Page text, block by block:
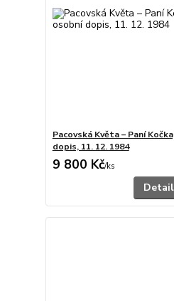
Pacovská Květa – Paní
dopis, 11. 12. 1984
9 800 Kč/ks
Detail